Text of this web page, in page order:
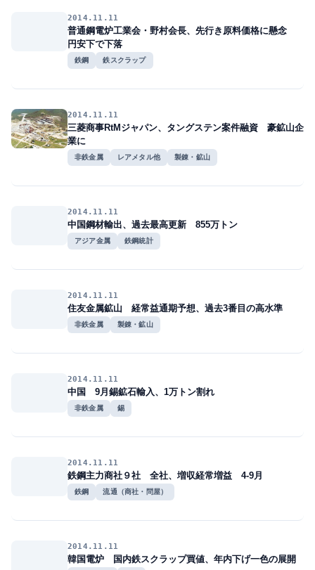
2014.11.11
普通鋼電炉工業会・野村会長、先行き原料価格に懸念
円安下で下落
鉄鋼 鉄スクラップ
2014.11.11
三菱商事RtMジャパン、タングステン案件融資 豪鉱山企
業に
非鉄金属 レアメタル他 製錬・鉱山
2014.11.11
中国鋼材輸出、過去最高更新 855万トン
アジア金属 鉄鋼統計
2014.11.11
住友金属鉱山 経常益通期予想、過去3番目の高水準
非鉄金属 製錬・鉱山
2014.11.11
中国 9月錫鉱石輸入、1万トン割れ
非鉄金属 錫
2014.11.11
鉄鋼主力商社９社 全社、増収経常増益 4-9月
鉄鋼 流通（商社・問屋）
2014.11.11
韓国電炉 国内鉄スクラップ買値、年内下げ一色の展開